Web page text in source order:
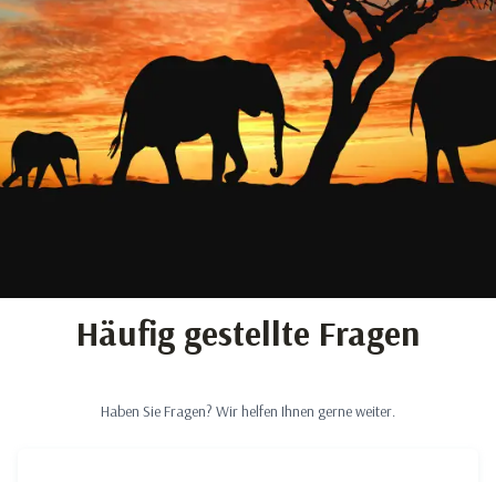
Häufig gestellte Fragen
Haben Sie Fragen? Wir helfen Ihnen gerne weiter.